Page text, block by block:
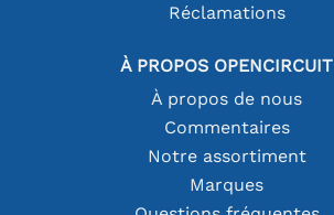
Réclamations
À PROPOS OPENCIRCUIT
À propos de nous
Commentaires
Notre assortiment
Marques